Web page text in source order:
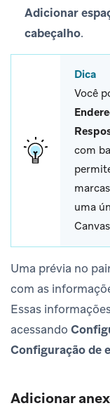
Adicionar
cabeçalho.
Dica
Você
com
uma
Uma prévia no
com as
Essas
acessando
Configuração de
Adicionar